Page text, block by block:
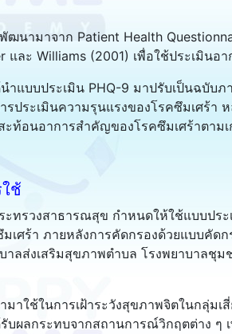
ฒนามาจาก Patient Health
และ Williams (2001) เพื่อใช้ประเมินอา
ำแบบประเมิน PHQ-9 มาปรับเป็นฉบับภ
รประเมินความรุนแรงของโรคซึมเศร้า
ท้อนอาการสำคัญของโรคซึมเศร้าตาม
ช้
ทรวงสาธารณสุข กำหนดให้ใช้แบบประ
มเศร้า ภายหลังการคัดกรองด้วยแบบคัด
าลส่งเสริมสุขภาพตำบล โรงพยาบาลชุม
าใช้ในการเฝ้าระวังสุขภาพจิตในกลุ่มเ
บผลกระทบจากสถานการณ์วิกฤตต่าง ๆ